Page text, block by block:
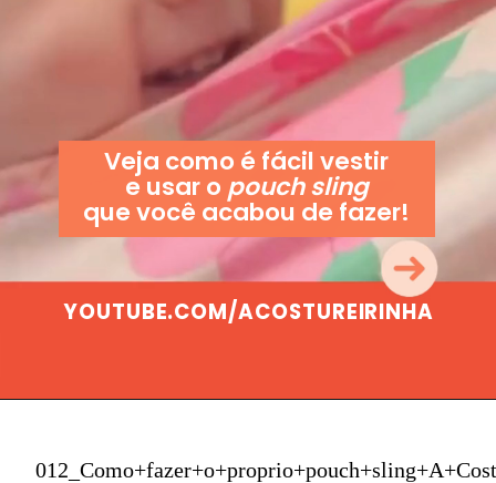
YOUTUBE.COM/ACOSTUREIRINHA
Veja como é fácil vestir
e usar o pouch sling
que você acabou de fazer!